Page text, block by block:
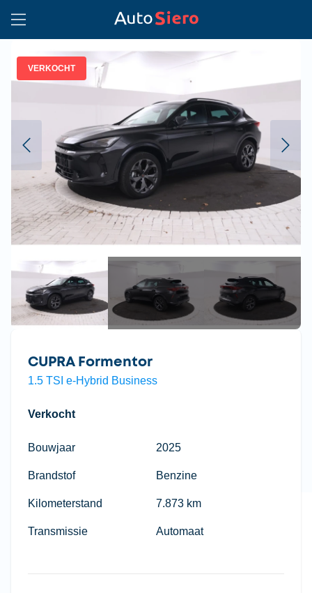
VERKOCHT
CUPRA Formentor
1.5 TSI e-Hybrid Business
Verkocht
Bouwjaar 2025
Brandstof Benzine
Kilometerstand 7.873 km
Transmissie Automaat